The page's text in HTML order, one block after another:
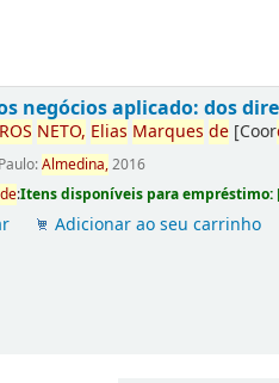
negócios aplicado: dos
NETO, Elias Marques de [Coor
Almedina,2016
de:Itens disponíveis para empréstimo:
Adicionar ao seu carrinho